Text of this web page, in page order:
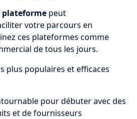
plateforme peut
votre parcours en
ces plateformes comme
de tous les jours.
plus populaires et efficaces
pour débuter avec des
et de fournisseurs